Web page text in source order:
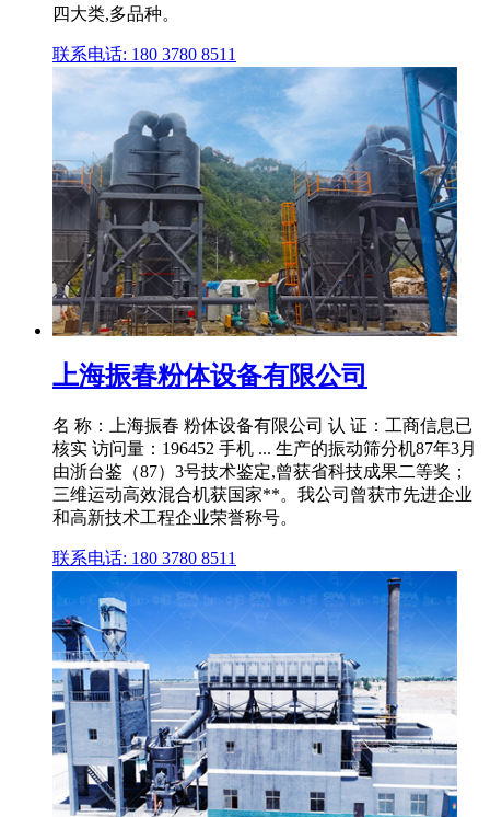
四大类,多品种。
联系电话: 180 3780 8511
上海振春粉体设备有限公司
名 称：上海振春 粉体设备有限公司 认 证：工商信息已
核实 访问量：196452 手机 ... 生产的振动筛分机87年3月
由浙台鉴（87）3号技术鉴定,曾获省科技成果二等奖；
三维运动高效混合机获国家**。我公司曾获市先进企业
和高新技术工程企业荣誉称号。
联系电话: 180 3780 8511